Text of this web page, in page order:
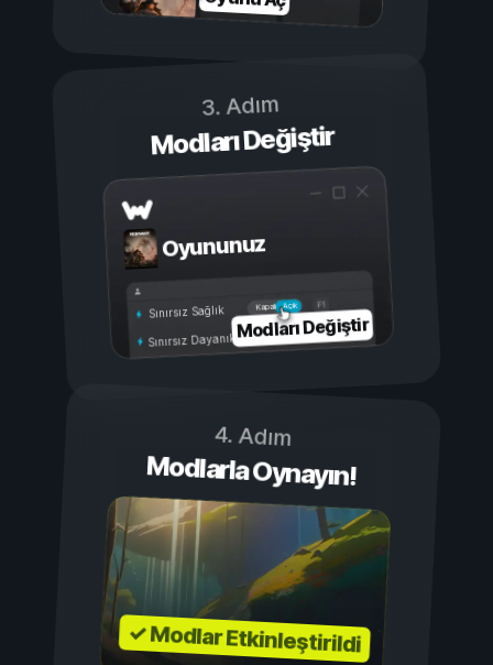
3. Adım
Modları Değiştir
Oyununuz
Açık
Kapalı
Sınırsız Sağlık
Sınırsız DayanıklılıkModları Değiştir
4. Adım
Modlarla Oynayın!
✓ Modlar Etkinleştirildi